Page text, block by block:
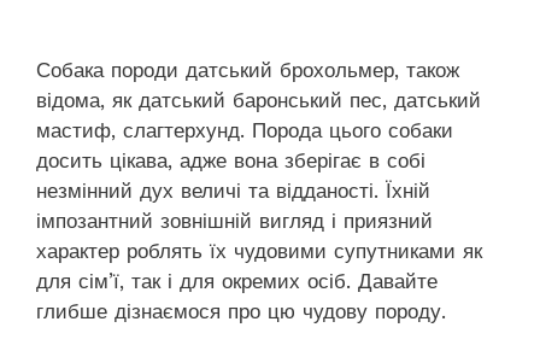
Собака породи датський брохольмер, також
відома, як датський баронський пес, датський
мастиф, слагтерхунд. Порода цього собаки
досить цікава, адже вона зберігає в собі
незмінний дух величі та відданості. Їхній
імпозантний зовнішній вигляд і приязний
характер роблять їх чудовими супутниками як
для сім’ї, так і для окремих осіб. Давайте
глибше дізнаємося про цю чудову породу.